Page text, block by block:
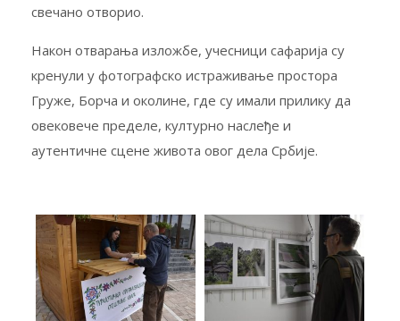
свечано отворио.
Након отварања изложбе, учесници сафарија су
кренули у фотографско истраживање простора
Груже, Борча и околине, где су имали прилику да
овековече пределе, културно наслеђе и
аутентичне сцене живота овог дела Србије.